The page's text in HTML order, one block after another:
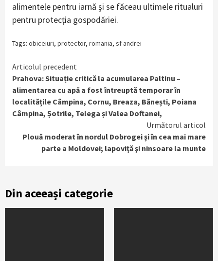
alimentele pentru iarnă și se făceau ultimele ritualuri
pentru protecția gospodăriei.
Tags: obiceiuri, protector, romania, sf andrei
Continue
Reading
Articolul precedent
Prahova: Situație critică la acumularea Paltinu –
alimentarea cu apă a fost întreuptă temporar în
localitățile Câmpina, Cornu, Breaza, Bănești, Poiana
Câmpina, Șotrile, Telega și Valea Doftanei,
Următorul articol
Plouă moderat în nordul Dobrogei şi în cea mai mare
parte a Moldovei; lapoviţă şi ninsoare la munte
Din aceeași categorie